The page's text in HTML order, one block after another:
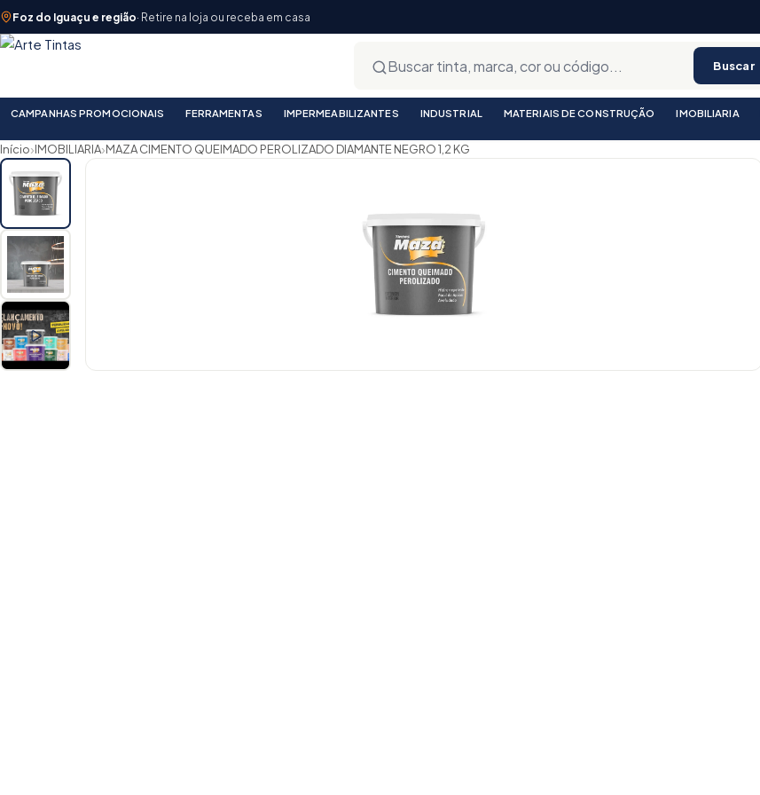
Foz do Iguaçu e região· Retire na loja ou receba em casa
Buscar
CAMPANHAS PROMOCIONAIS FERRAMENTAS IMPERMEABILIZANTES INDUSTRIAL MATERIAIS DE CONSTRUÇÃO IMOBILIARIA
Início›IMOBILIARIA›MAZA CIMENTO QUEIMADO PEROLIZADO DIAMANTE NEGRO 1,2 KG